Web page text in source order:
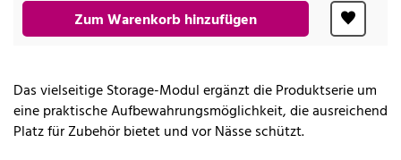
Zum Warenkorb hinzufügen
Das vielseitige Storage-Modul ergänzt die Produktserie um
eine praktische Aufbewahrungsmöglichkeit, die ausreichend
Platz für Zubehör bietet und vor Nässe schützt.